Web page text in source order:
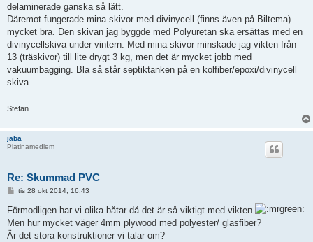
delaminerade ganska så lätt.
Däremot fungerade mina skivor med divinycell (finns även på Biltema)
mycket bra. Den skivan jag byggde med Polyuretan ska ersättas med en
divinycellskiva under vintern. Med mina skivor minskade jag vikten från
13 (träskivor) till lite drygt 3 kg, men det är mycket jobb med
vakuumbagging. Bla så står septiktanken på en kolfiber/epoxi/divinycell
skiva.
Stefan
jaba
Platinamedlem
Re: Skummad PVC
l
ä
g
tis 28 okt 2014, 16:43
Förmodligen har vi olika båtar då det är så viktigt med vikten
Men hur mycket väger 4mm plywood med polyester/ glasfiber?
Är det stora konstruktioner vi talar om?